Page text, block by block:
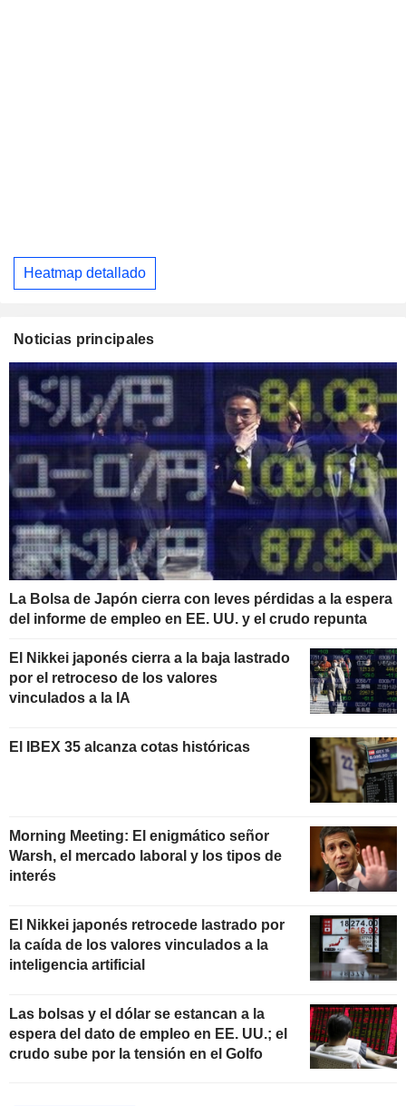
Heatmap detallado
Noticias principales
La Bolsa de Japón cierra con leves pérdidas a la espera
del informe de empleo en EE. UU. y el crudo repunta
El Nikkei japonés cierra a la baja lastrado
por el retroceso de los valores
vinculados a la IA
El IBEX 35 alcanza cotas históricas
Morning Meeting: El enigmático señor
Warsh, el mercado laboral y los tipos de
interés
El Nikkei japonés retrocede lastrado por
la caída de los valores vinculados a la
inteligencia artificial
Las bolsas y el dólar se estancan a la
espera del dato de empleo en EE. UU.; el
crudo sube por la tensión en el Golfo